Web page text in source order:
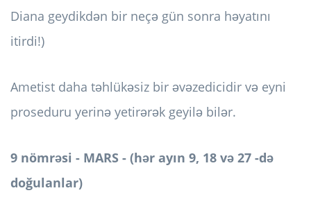
Diana geydikdən bir neçə gün sonra həyatını
itirdi!)
Ametist daha təhlükəsiz bir əvəzedicidir və eyni
proseduru yerinə yetirərək geyilə bilər.
9 nömrəsi - MARS - (hər ayın 9, 18 və 27 -də
doğulanlar)